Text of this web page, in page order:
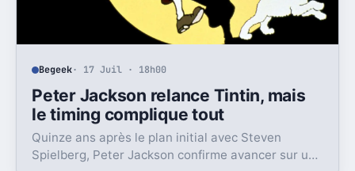
Begeek· 17 Juil · 18h00
Peter Jackson relance Tintin, mais
le timing complique tout
Quinze ans après le plan initial avec Steven
Spielberg, Peter Jackson confirme avancer sur un